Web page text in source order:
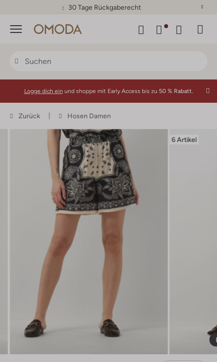
30 Tage Rückgaberecht
Menü
Logge dich ein und shoppe mit Early Access bis zu 50 % Rabatt.
Zurück Hosen Damen
6 Artikel